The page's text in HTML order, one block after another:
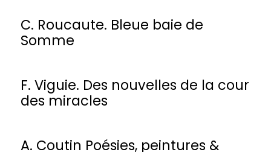
C. Roucaute. Bleue baie de
Somme
F. Viguie. Des nouvelles de la cour
des miracles
A. Coutin Poésies, peintures &